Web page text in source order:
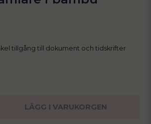
tillgång till dokument och tidskrifter
LÄGG I VARUKORGEN